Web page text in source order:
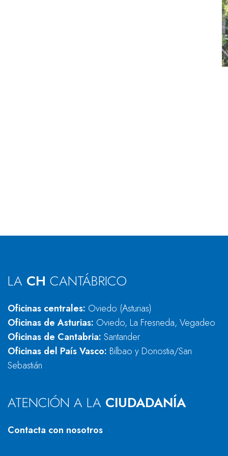
LA CH CANTÁBRICO
Oficinas centrales: Oviedo (Asturias)
Oficinas de Asturias: Oviedo, La Fresneda, Vegadeo
Oficinas de Cantabria: Santander
Oficinas del País Vasco: Bilbao y Donostia/San
Sebastián
ATENCIÓN A LA CIUDADANÍA
Contacta con nosotros